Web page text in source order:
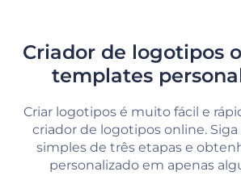
Criador de logotipos
templates
Criar logotipos é muito fácil e
criador de logotipos online.
simples de três etapas e
personalizado em apenas